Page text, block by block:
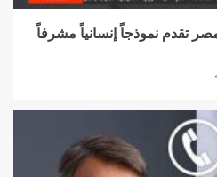
تقدم نموذجاً إنسانياً مشرفاً